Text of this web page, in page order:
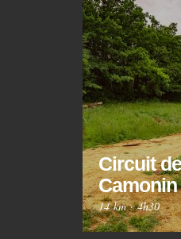
Circuit
Camonin
14 km·4h30